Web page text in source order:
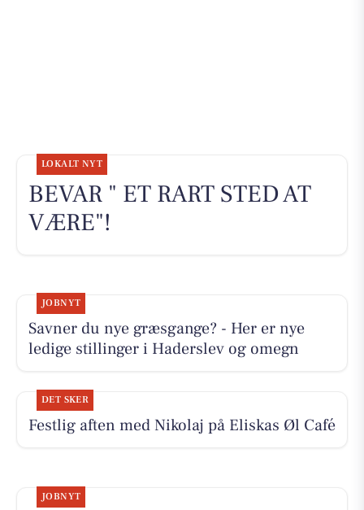
LOKALT NYT
BEVAR " ET RART STED AT
VÆRE"!
JOBNYT
Savner du nye græsgange? - Her er nye
ledige stillinger i Haderslev og omegn
DET SKER
Festlig aften med Nikolaj på Eliskas Øl Café
JOBNYT